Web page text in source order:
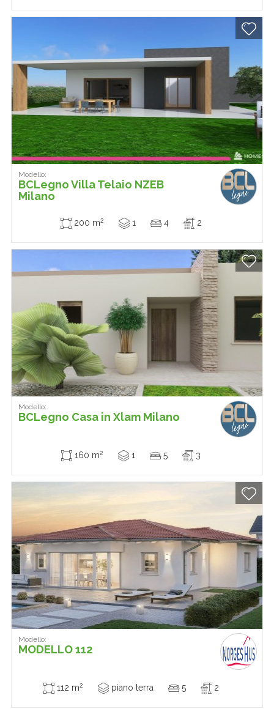
Modello:
BCLegno Villa Telaio NZEB
Milano
200 m2 1 4 2
Modello:
BCLegno Casa in Xlam Milano
160 m2 1 5 3
Modello:
MODELLO 112
112 m2 piano terra 5 2